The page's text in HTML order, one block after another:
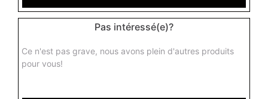
Pas intéressé(e)?
Ce n'est pas grave, nous avons plein d'autres produits
pour vous!